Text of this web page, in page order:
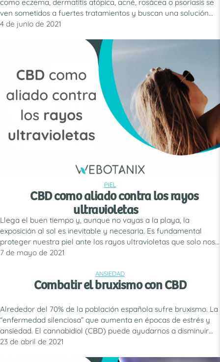
como eczema, dermatitis atópica, acné, rosácea o psoriasis se
ven sometidos a fuertes tratamientos y buscan una solución
más natural y menos agresiva a sus patologías. El
analgésicas, antiinflamatorias, antipruriginosas y antioxidantes
que pueden ayudar a estas personas a …
4 de junio de 2021
CATEGORÍAS
PIEL
CBD como aliado contra los rayos
ultravioletas
Llega el buen tiempo y, aunque no vayas a la playa, la
exposición al sol es inevitable y necesaria. Es fundamental
proteger nuestra piel ante los rayos ultravioletas que solo nos
perjudican. En este caso, el CBD puede ser un buen aliado. Las
7 de mayo de 2021
CATEGORÍAS
ANSIEDAD
Combatir el bruxismo con CBD
Alrededor del 70% de la población española sufre bruxismo. La
“enfermedad silenciosa” que aumenta en épocas de estrés y
ansiedad. El cannabidiol (CBD) puede ayudarnos a disminuir
este nerviosismo, por lo que puede ser un aliado contra esta
23 de abril de 2021